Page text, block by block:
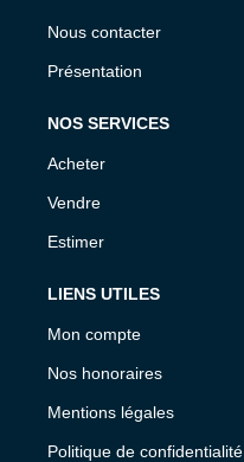
Nous contacter
Présentation
NOS SERVICES
Acheter
Vendre
Estimer
LIENS UTILES
Mon compte
Nos honoraires
Mentions légales
Politique de confidentialité